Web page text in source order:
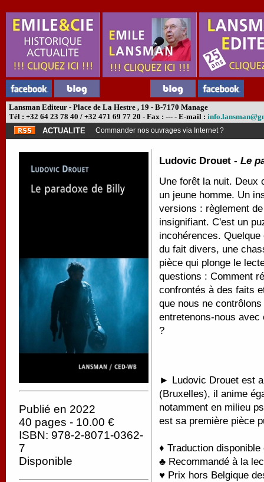
Lansman Editeur - Place de La Hestre , 19 - B-7170 Manage
Tél : +32 64 23 78 40 / +32 471 69 77 20 - Fax : --- - E-mail :
ACTUALITE
Commander nos ouvrages via Internet ?
Publié en 2022
40 pages - 10.00 €
ISBN: 978-2-8071-0362-
7
Disponible
Ludovic Drouet - Le
Une forêt la nuit. Deux
un jeune homme. Un
versions : règlement
insignifiant. C'est un
incohérences.
du fait divers, une
pièce qui plonge le
questions : Comment
confrontés à des faits
que nous ne
entretenons-nous avec
?
► Ludovic Drouet est
(Bruxelles), il anime
notamment en milieu
est sa première pièce
♦ Traduction
♣ Recommandé à la
♥ Prix hors Belgique